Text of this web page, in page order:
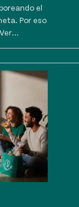
el
Por eso